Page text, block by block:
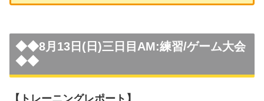
◆◆8月13日(日)三日目AM:練習/ゲーム大会
◆◆